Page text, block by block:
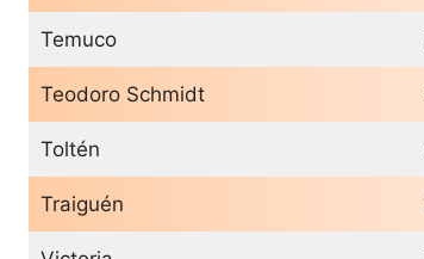
Temuco
Teodoro Schmidt
Toltén
Traiguén